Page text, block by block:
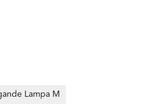
Lampa M